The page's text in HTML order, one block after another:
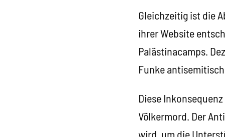
Gleichzeitig ist die
ihrer Website
Palästinacamps.
Funke
Diese
Völkermord. Der
wird, um die